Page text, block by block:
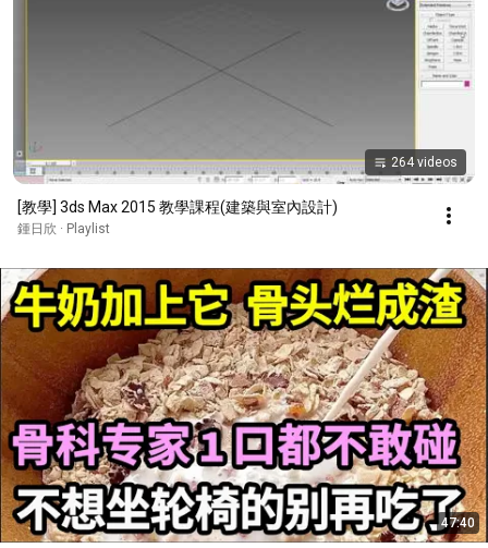
264 videos
[教學] 3ds Max 2015 教學課程(建築與室內設計)
鍾日欣 · Playlist
47:40